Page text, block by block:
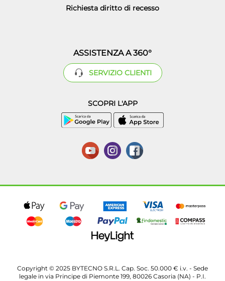
Richiesta diritto di recesso
ASSISTENZA A 360°
SERVIZIO CLIENTI
SCOPRI L'APP
Copyright © 2025 BYTECNO S.R.L. Cap. Soc. 50.000 € i.v. - Sede
legale in via Principe di Piemonte 199, 80026 Casoria (NA) - P.I.